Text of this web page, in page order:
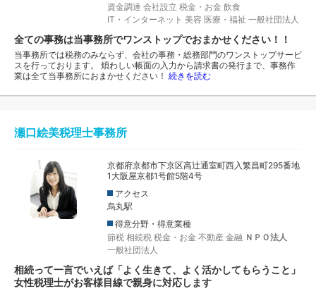
資金調達 会社設立 税金・お金 飲食
IT・インターネット 美容 医療・福祉 一般社団法人
全ての事務は当事務所でワンストップでおまかせください！！
当事務所では税務のみならず、会社の事務・総務部門のワンストップサービ
スを行っております。 煩わしい帳面の入力から請求書の発行まで、事務作
業は全て当事務所におまかせください！ 続きを読む
瀬口絵美税理士事務所
京都府京都市下京区高辻通室町西入繁昌町295番地
1大阪屋京都1号館5階4号
アクセス
烏丸駅
得意分野・得意業種
節税 相続税 税金・お金 不動産 金融 ＮＰＯ法人
一般社団法人
相続って一言でいえば「よく生きて、よく活かしてもらうこと」
女性税理士がお客様目線で親身に対応します